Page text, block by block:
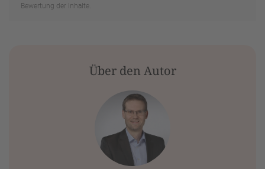
Bewertung der Inhalte.
Über den Autor